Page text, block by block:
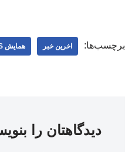
برچسب‌ها: اخرین خبر همایش NCSS
دیدگاهتان را